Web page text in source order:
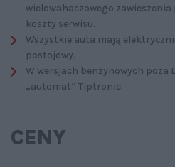
wielowahaczowego
koszty serwisu.
Wszystkie auta mają
postojowy.
W wersjach benzynowych poza
„automat” Tiptronic.
CENY